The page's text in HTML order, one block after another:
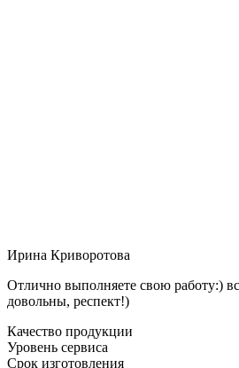
Ирина Криворотова
Отлично выполняете свою работу:)
довольны, респект!)
Качество продукции
Уровень сервиса
Срок изготовления